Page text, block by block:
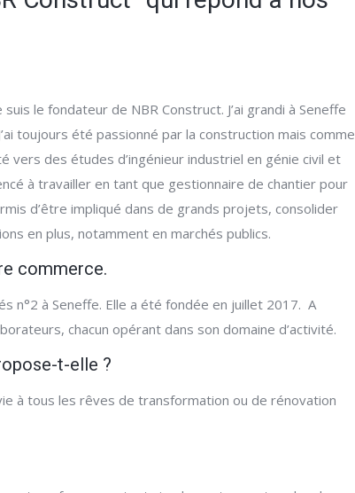
le fondateur de NBR Construct. J’ai grandi à Seneffe
toujours été passionné par la construction mais comme
vers des études d’ingénieur industriel en génie civil et
à travailler en tant que gestionnaire de chantier pour
d’être impliqué dans de grands projets, consolider
en plus, notamment en marchés publics.
commerce.
n°2 à Seneffe. Elle a été fondée en juillet 2017. A
chacun opérant dans son domaine d’activité.
t-elle ?
à tous les rêves de transformation ou de rénovation